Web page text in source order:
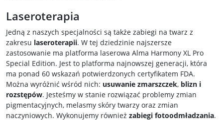
Laseroterapia
Jedną z naszych specjalności są także zabiegi na twarz z
zakresu laseroterapii. W tej dziedzinie najszersze
zastosowanie ma platforma laserowa Alma Harmony XL Pro
Special Edition. Jest to platforma najnowszej generacji, która
ma ponad 60 wskazań potwierdzonych certyfikatem FDA.
Można wyróżnić wśród nich: usuwanie zmarszczek, blizn i
rozstępów. Jesteśmy w stanie rozwiązać problemy zmian
pigmentacyjnych, melasmy skóry twarzy oraz zmian
naczyniowych. Wykonujemy również zabiegi fotoodmładzania.